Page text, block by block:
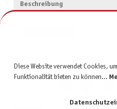
Beschreibung
Diese Website verwendet Cookies,
Funktionalität bieten zu können...